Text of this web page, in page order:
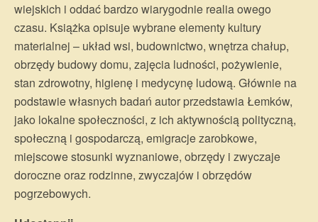
wiejskich i oddać bardzo wiarygodnie realia owego
czasu. Książka opisuje wybrane elementy kultury
materialnej – układ wsi, budownictwo, wnętrza chałup,
obrzędy budowy domu, zajęcia ludności, pożywienie,
stan zdrowotny, higienę i medycynę ludową. Głównie na
podstawie własnych badań autor przedstawia Łemków,
jako lokalne społeczności, z ich aktywnością polityczną,
społeczną i gospodarczą, emigracje zarobkowe,
miejscowe stosunki wyznaniowe, obrzędy i zwyczaje
doroczne oraz rodzinne, zwyczajów i obrzędów
pogrzebowych.